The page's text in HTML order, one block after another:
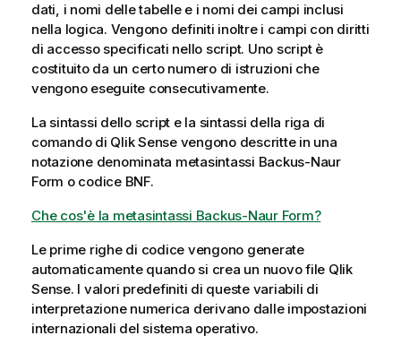
dati, i nomi delle tabelle e i nomi dei campi inclusi
nella logica. Vengono definiti inoltre i campi con diritti
di accesso specificati nello script. Uno script è
costituito da un certo numero di istruzioni che
vengono eseguite consecutivamente.
La sintassi dello script e la sintassi della riga di
comando di Qlik Sensevengono descritte in una
notazione denominata metasintassi Backus-Naur
Form o codice BNF.
Che cos'è la metasintassi Backus-Naur Form?
Le prime righe di codice vengono generate
automaticamente quando si crea un nuovo file Qlik
Sense. I valori predefiniti di queste variabili di
interpretazione numerica derivano dalle impostazioni
internazionali del sistema operativo.